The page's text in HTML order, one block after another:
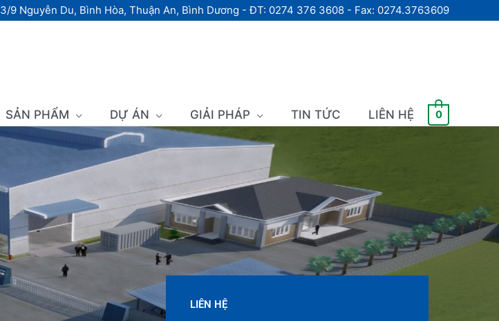
3/9 Nguyễn Du, Bình Hòa, Thuận An, Bình Dương - ĐT: 0274 376 3608 - Fax: 0274.3763609
SẢN PHẨM DỰ ÁN GIẢI PHÁP TIN TỨC LIÊN HỆ 0
LIÊN HỆ